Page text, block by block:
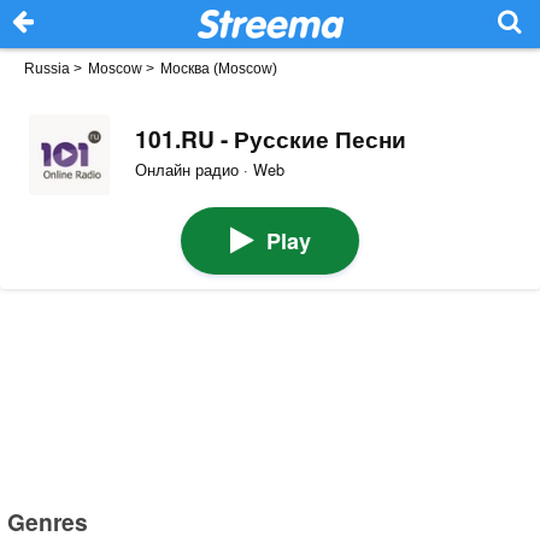
Russia > Moscow > Москва (Moscow)
101.RU - Русские Песни
Онлайн радио · Web
Play
Genres